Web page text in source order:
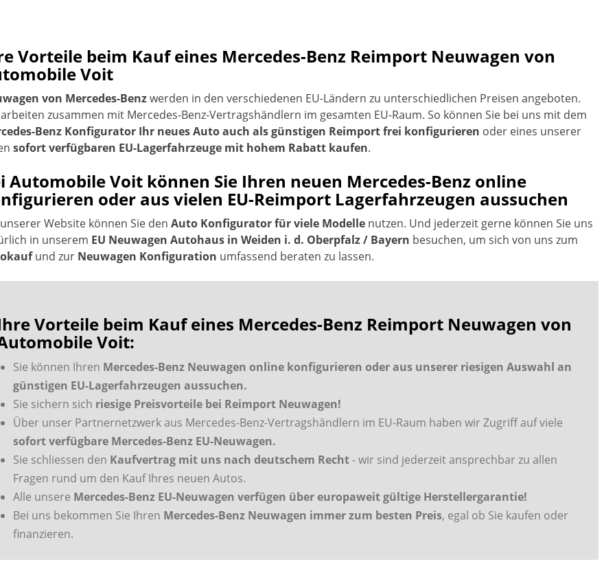
Vorteile beim Kauf eines Mercedes-Benz Reimport Neuwagen von
Voit
von Mercedes-Benzwerden in den verschiedenen EU-Ländern zu unterschiedlichen Preisen angeboten.
zusammen mit Mercedes-Benz-Vertragshändlern im gesamten EU-Raum. So können Sie bei uns mit dem
Benz Konfigurator Ihr neues Auto auch als günstigen Reimport frei konfigurieren oder eines unserer
sofort verfügbaren EU-Lagerfahrzeuge mit hohem Rabatt kaufen.
Automobile Voit können Sie Ihren neuen Mercedes-Benz online
oder aus vielen EU-Reimport Lagerfahrzeugen aussuchen
Website können Sie denAuto Konfigurator für viele Modelle nutzen. Und jederzeit gerne können Sie uns
in unserem EU Neuwagen Autohaus in Weiden i. d. Oberpfalz / Bayern besuchen, um sich von uns zum
und zur Neuwagen Konfiguration umfassend beraten zu lassen.
Vorteile beim Kauf eines Mercedes-Benz Reimport Neuwagen von
Voit:
Sie können Ihren Mercedes-Benz Neuwagen online konfigurieren oder aus unserer riesigen Auswahl an
günstigen EU-Lagerfahrzeugen aussuchen.
Sie sichern sich riesige Preisvorteile bei Reimport Neuwagen!
Über unser Partnernetzwerk aus Mercedes-Benz-Vertragshändlern im EU-Raum haben wir Zugriff auf viele
sofort verfügbare Mercedes-Benz EU-Neuwagen.
Sie schliessen den Kaufvertrag mit uns nach deutschem Recht- wir sind jederzeit ansprechbar zu allen
Fragen rund um den Kauf Ihres neuen Autos.
Alle unsere Mercedes-Benz EU-Neuwagen verfügen über europaweit gültige Herstellergarantie!
Bei uns bekommen Sie Ihren Mercedes-Benz Neuwagen immer zum besten Preis, egal ob Sie kaufen oder
finanzieren.